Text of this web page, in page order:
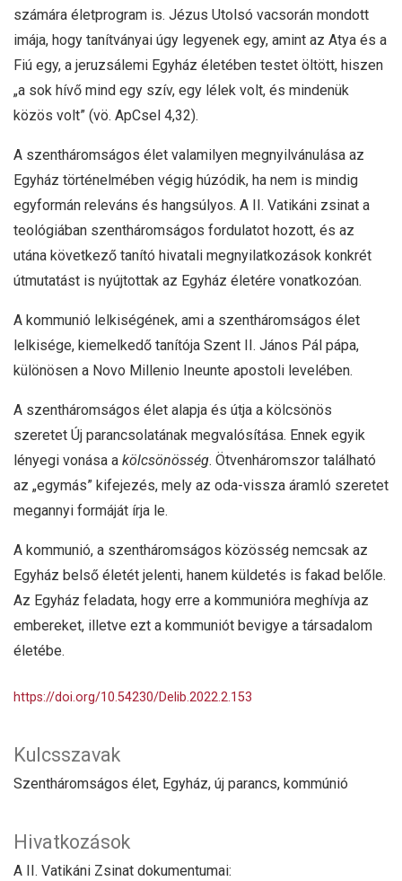
Kulcsszavak
Szentháromságos élet, Egyház, új parancs, kommúnió
számára életprogram is. Jézus Utolsó vacsorán mondott
imája, hogy tanítványai úgy legyenek egy, amint az Atya és a
Fiú egy, a jeruzsálemi Egyház életében testet öltött, hiszen
„a sok hívő mind egy szív, egy lélek volt, és mindenük
közös volt” (vö. ApCsel 4,32).
A szentháromságos élet valamilyen megnyilvánulása az
Egyház történelmében végig húzódik, ha nem is mindig
egyformán releváns és hangsúlyos. A II. Vatikáni zsinat a
teológiában szentháromságos fordulatot hozott, és az
utána következő tanító hivatali megnyilatkozások konkrét
útmutatást is nyújtottak az Egyház életére vonatkozóan.
A kommunió lelkiségének, ami a szentháromságos élet
lelkisége, kiemelkedő tanítója Szent II. János Pál pápa,
különösen a Novo Millenio Ineunte apostoli levelében.
A szentháromságos élet alapja és útja a kölcsönös
szeretet Új parancsolatának megvalósítása. Ennek egyik
lényegi vonása a kölcsönösség. Ötvenháromszor található
az „egymás” kifejezés, mely az oda-vissza áramló szeretet
megannyi formáját írja le.
A kommunió, a szentháromságos közösség nemcsak az
Egyház belső életét jelenti, hanem küldetés is fakad belőle.
Az Egyház feladata, hogy erre a kommunióra meghívja az
embereket, illetve ezt a kommuniót bevigye a társadalom
életébe.
https://doi.org/10.54230/Delib.2022.2.153
Hivatkozások
A II. Vatikáni Zsinat dokumentumai: